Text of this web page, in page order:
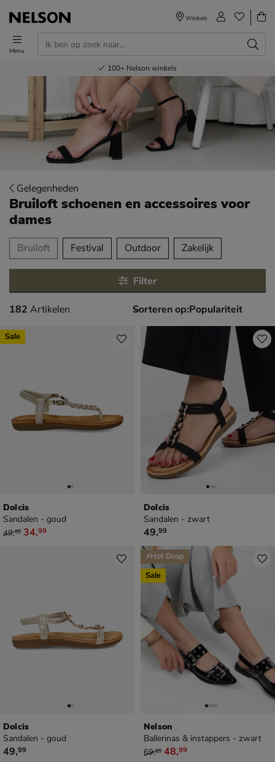
Menu
Winkels
Voor 23.00u besteld,volgende dag in huis
Gratisverzending en retour
Bestel nu,betaal later
100+ Nelson winkels
Gelegenheden
Bruiloft schoenen en accessoires voor
dames
over
Bruiloft Festival Outdoor Zakelijk
Filter
182 artikelen
182 Artikelen Sorteren op:
Dolcis
Sandalen - goud
van € 49,99 voor € 34,99
49,99 34,99
Sale
Dolcis
Sandalen - zwart
€ 49,99
49,99
Dolcis
Sandalen - goud
€ 49,99
49,99
Nelson
Ballerinas & instappers - zwart
van € 69,99 voor € 48,99
69,99 48,99
⚡Hot Drop
Sale